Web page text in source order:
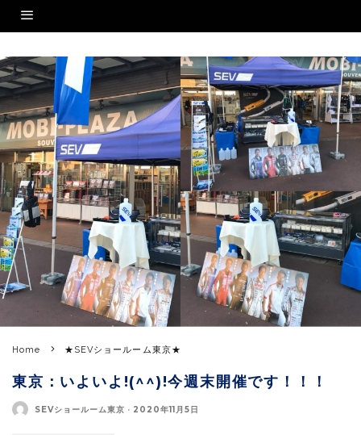
Home ★SEVショールーム東京★
東京：いよいよ!(^^)!今週末開催です！！！
SEVショールーム東京 · 2020年11月5日